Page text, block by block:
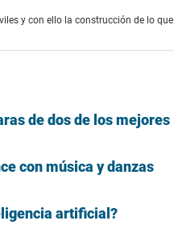
y con ello la construcción de lo que
de dos de los mejores
con música y danzas
artificial?